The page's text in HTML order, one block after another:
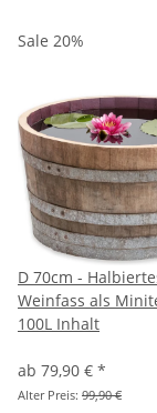
Sale 20%
D 70cm -
Weinfass als
100L Inhalt
ab 79,90 € *
Alter Preis: 99,90 €